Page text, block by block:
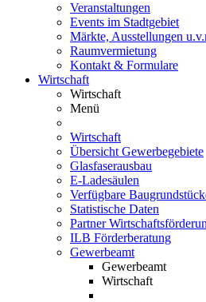
Veranstaltungen
Events im Stadtgebiet
Märkte, Ausstellungen
Raumvermietung
Kontakt & Formulare
Wirtschaft
Wirtschaft
Menü
Wirtschaft
Übersicht Gewerbegebiete
Glasfaserausbau
E-Ladesäulen
Verfügbare
Statistische Daten
Partner
ILB Förderberatung
Gewerbeamt
Gewerbeamt
Wirtschaft